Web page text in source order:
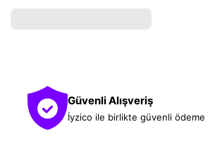
Güvenli Alışveriş
İyzico ile birlikte güvenli ödeme